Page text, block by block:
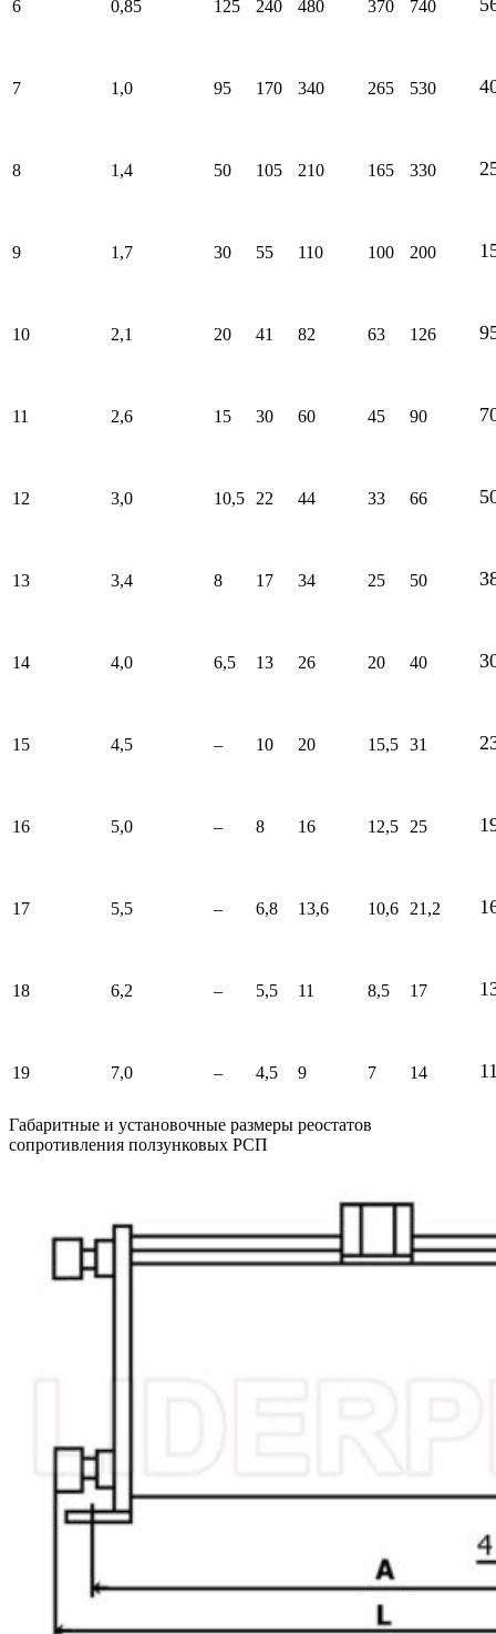
6 0,85 125 240 480 370 740
7 1,0 95 170 340 265 530
8 1,4 50 105 210 165 330
9 1,7 30 55 110 100 200
10 2,1 20 41 82 63 126
11 2,6 15 30 60 45 90
12 3,0 10,5 22 44 33 66
13 3,4 8 17 34 25 50
14 4,0 6,5 13 26 20 40
15 4,5 – 10 20 15,5 31
16 5,0 – 8 16 12,5 25
17 5,5 – 6,8 13,6 10,6 21,2
18 6,2 – 5,5 11 8,5 17
19 7,0 – 4,5 9 7 14
Габаритные и установочные размеры реостатов
сопротивления ползунковых РСП